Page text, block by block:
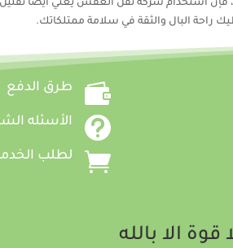
فإن استخدام شركة نقل العفش يعني أيضاً تقليل
راحة البال والثقة في سلامة ممتلكاتك.
 طرق الدفع
 الأسئله
 لطلب
الا بالله